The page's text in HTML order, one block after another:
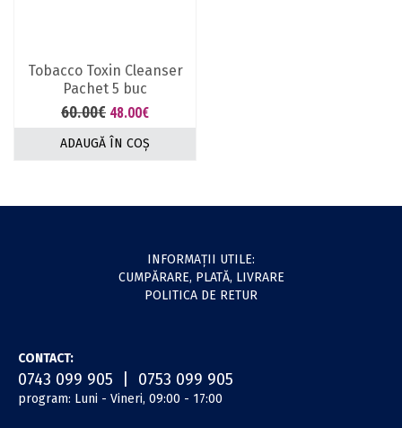
Tobacco Toxin Cleanser
Pachet 5 buc
60.00€ Prețul
inițial
a
fost:
48.00€Prețul
curent
este:
48.00€.
ADAUGĂ ÎN COȘ
INFORMAŢII UTILE:
CUMPĂRARE, PLATĂ, LIVRARE
POLITICA DE RETUR
CONTACT:
0743 099 905 | 0753 099 905
program: Luni - Vineri, 09:00 - 17:00